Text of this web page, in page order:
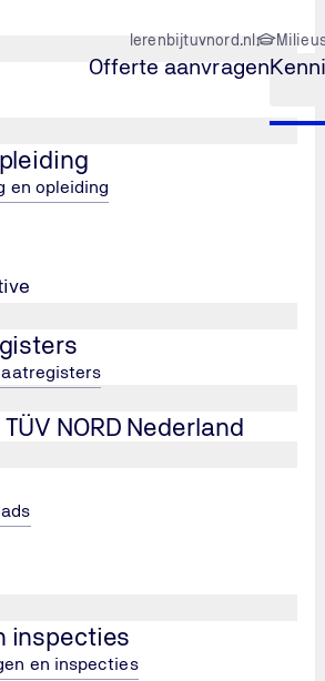
lerenbijtuvnord.nl
Offerte aanvragen
en opleiding
NORD Nederland
inspecties
en inspecties